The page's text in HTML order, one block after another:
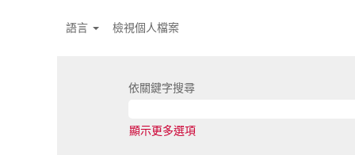
語言 檢視個人檔案
依關鍵字搜尋
顯示更多選項